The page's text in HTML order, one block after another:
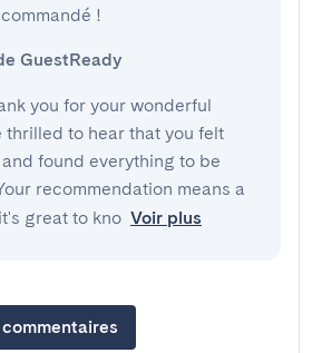
!
GuestReady
you for your wonderful
thrilled to hear that you felt
found everything to be
recommendation means a
great to kno Voir plus